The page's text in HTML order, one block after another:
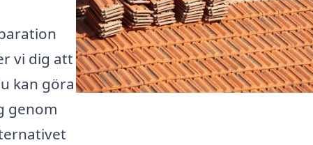
vi dig att
kan göra
genom